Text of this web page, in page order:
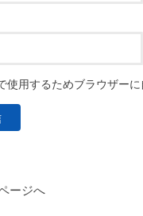
使用するためブラウザー
ージへ